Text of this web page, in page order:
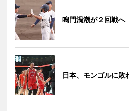
鳴門渦潮が２回戦
日本、モンゴルに敗